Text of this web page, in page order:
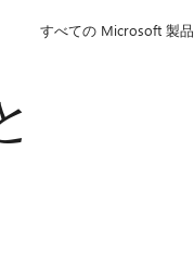
すべての Microsoft 製品